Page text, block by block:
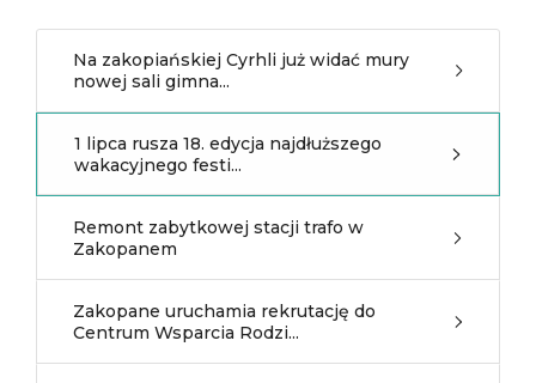
Na zakopiańskiej Cyrhli już widać mury
nowej sali gimna...
1 lipca rusza 18. edycja najdłuższego
wakacyjnego festi...
Remont zabytkowej stacji trafo w
Zakopanem
Zakopane uruchamia rekrutację do
Centrum Wsparcia Rodzi...